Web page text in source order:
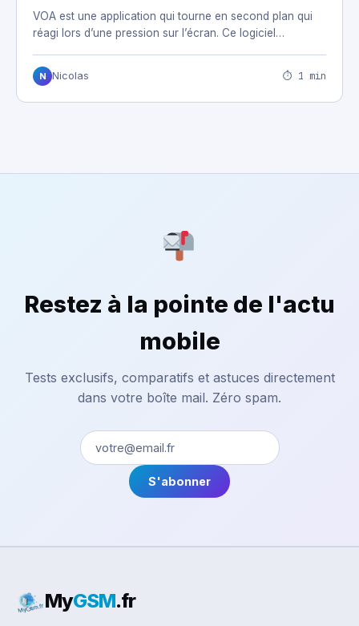
VOA est une application qui tourne en second plan qui
réagi lors d’une pression sur l’écran. Ce logiciel…
N Nicolas ⏱ 1 min
Restez à la pointe de l'actu
mobile
Tests exclusifs, comparatifs et astuces directement
dans votre boîte mail. Zéro spam.
S'abonner
MyGSM.fr